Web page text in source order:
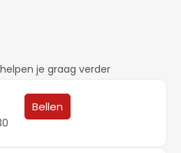
je graag verder
Bellen